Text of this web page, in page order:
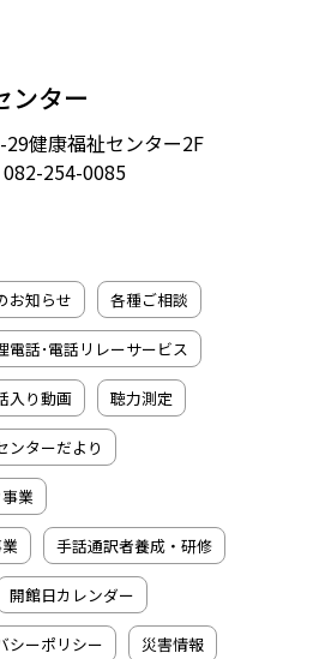
ンター
健康福祉センター2F
082-254-0085
お知らせ 各種ご相談
電話･電話リレーサービス
入り動画 聴力測定
ンターだより
業
手話通訳者養成・研修
開館日カレンダー
シーポリシー 災害情報